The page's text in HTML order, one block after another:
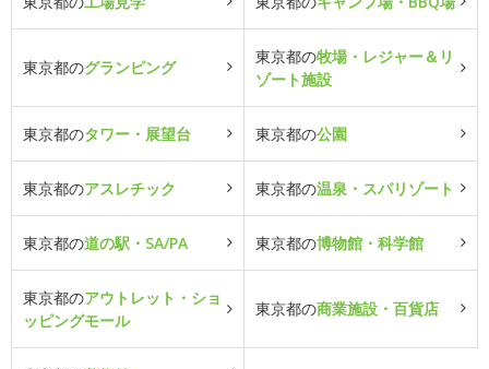
東京都のグランピング
東京都の牧場・レジャー＆リ
ゾート施設
東京都のタワー・展望台 東京都の公園
東京都のアスレチック 東京都の温泉・スパリゾート
東京都の道の駅・SA/PA 東京都の博物館・科学館
東京都のアウトレット・ショ
ッピングモール
東京都の商業施設・百貨店